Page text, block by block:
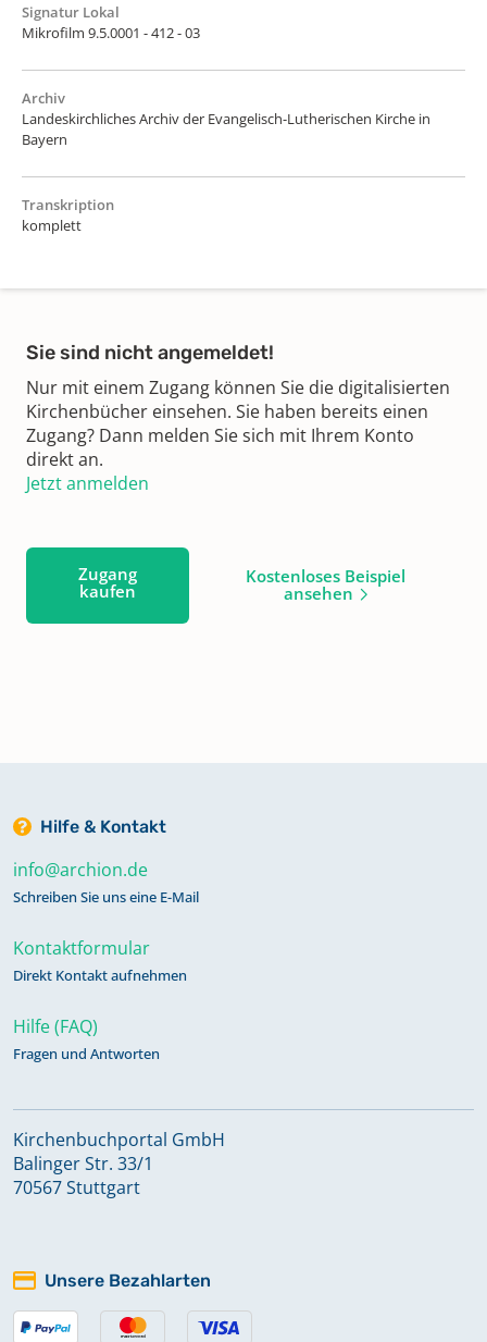
Signatur Lokal
Mikrofilm 9.5.0001 - 412 - 03
Archiv
Landeskirchliches Archiv der Evangelisch-Lutherischen Kirche in
Bayern
Transkription
komplett
Sie sind nicht angemeldet!
Nur mit einem Zugang können Sie die digitalisierten
Kirchenbücher einsehen. Sie haben bereits einen
Zugang? Dann melden Sie sich mit Ihrem Konto
direkt an.
Jetzt anmelden
Zugang
kaufen
Kostenloses Beispiel
ansehen
Hilfe & Kontakt
info@archion.de
Schreiben Sie uns eine E-Mail
Kontaktformular
Direkt Kontakt aufnehmen
Hilfe (FAQ)
Fragen und Antworten
Kirchenbuchportal GmbH
Balinger Str. 33/1
70567 Stuttgart
Unsere Bezahlarten